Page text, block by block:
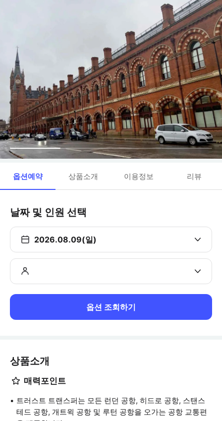
옵션예약 상품소개 이용정보 리뷰
날짜 및 인원 선택
2026.08.09(일)
옵션 조회하기
상품소개
매력포인트
트러스트 트랜스퍼는 모든 런던 공항, 히드로 공항, 스탠스
테드 공항, 개트윅 공항 및 루턴 공항을 오가는 공항 교통편